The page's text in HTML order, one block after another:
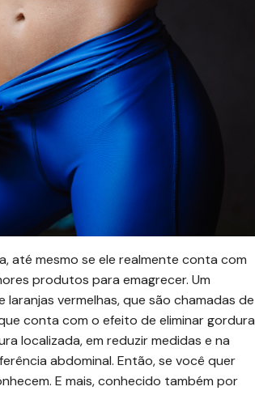
até mesmo se ele realmente conta com
produtos para emagrecer. Um
vermelhas, que são chamadas de
conta com o efeito de eliminar gordura
localizada, em reduzir medidas e na
abdominal. Então, se você quer
E mais, conhecido também por